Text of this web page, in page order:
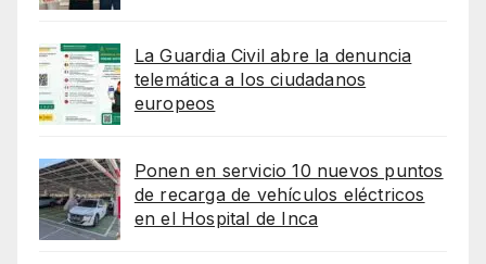
La Guardia Civil abre la denuncia
telemática a los ciudadanos
europeos
Ponen en servicio 10 nuevos puntos
de recarga de vehículos eléctricos
en el Hospital de Inca